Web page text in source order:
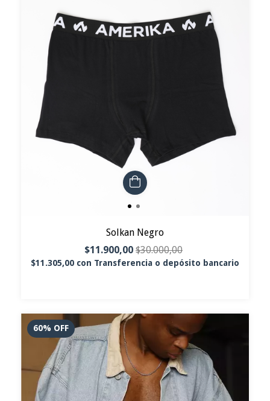
Solkan Negro
$11.900,00 $30.000,00
$11.305,00 con Transferencia o depósito bancario
60% OFF